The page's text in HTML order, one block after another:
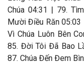
Chúa 04:31 | 79.
Mười Điều Răn 05:03
Vì Chúa Luôn Bên
85. Đời Tôi Đã Bao
87. Chúa Đến Đem